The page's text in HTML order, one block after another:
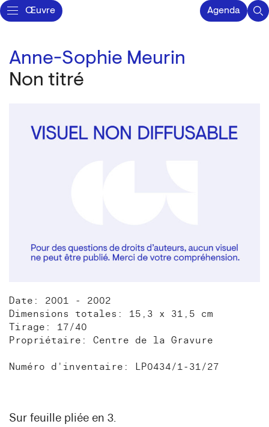
Œuvre Agenda
Anne-Sophie Meurin
Non titré
Date: 2001 - 2002
Dimensions totales: 15,3 x 31,5 cm
Tirage: 17/40
Propriétaire: Centre de la Gravure
Numéro d'inventaire: LP0434/1-31/27
Sur feuille pliée en 3.